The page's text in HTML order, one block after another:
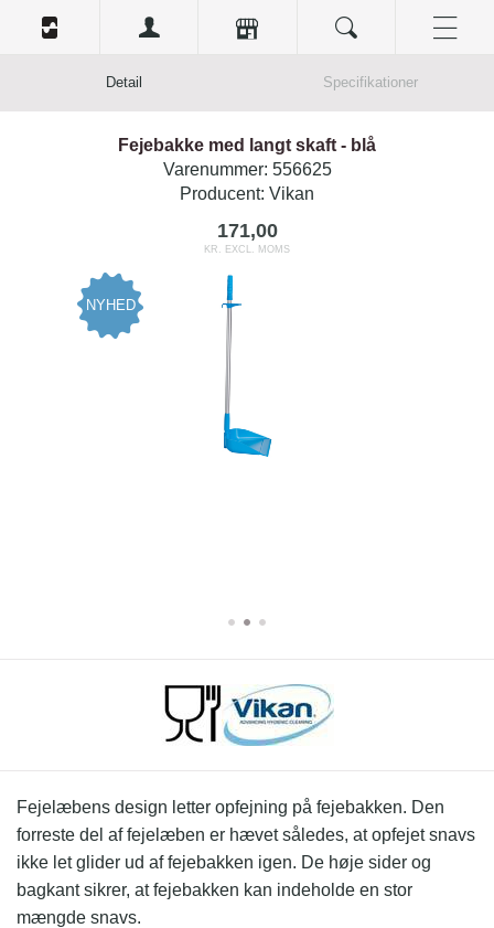
Detail Specifikationer
Fejebakke med langt skaft - blå
Varenummer: 556625
Producent: Vikan
171,00
KR. EXCL. MOMS
NYHED
Fejelæbens design letter opfejning på fejebakken. Den
forreste del af fejelæben er hævet således, at opfejet snavs
ikke let glider ud af fejebakken igen. De høje sider og
bagkant sikrer, at fejebakken kan indeholde en stor
mængde snavs.